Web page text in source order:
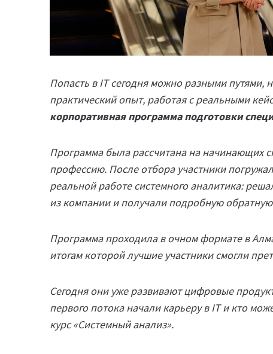
Попасть в IT сегодня можно разными
практический опыт, работая с реальными
корпоративная программа подготовки
Программа была рассчитана на начинающих
профессию. После отбора участники
реальной работе системного аналитика:
из компании и получали подробную обратную
Программа проходила в очном формате в
итогам которой лучшие участники смогли
Сегодня они уже развивают цифровые
первого потока начали карьеру в IT и кто
курс «Системный анализ».